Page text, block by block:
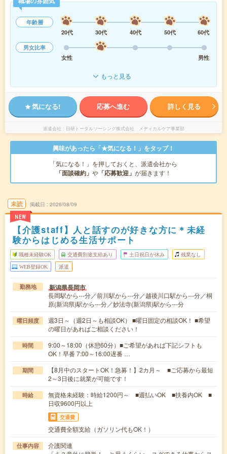
年齢層
20代
30代 40代 50代
60代
男女比率
女性
男性
もっと見る
気になる! 応募へ進む 詳しく見る
派遣会社 日研トータルソーシング株式会社 メディカルケア事業部
興味があったら「★気になる！」をタップ！
「気になる！」を押しておくと、派遣会社から
「面談確約」 や 「応募歓迎」 が届きます！
未読
NEW
掲載日 2026/08/09
【介護staff】人と話すのが好きな方に＊未経
験からはじめる生活サポート
職種未経験OK 交通費別途支給あり 土日祝日が休み 残業なし
WEB登録OK 派遣
勤務地 新潟県長岡市
長岡駅から---分／前川駅から---分／越後川口駅から---分／桐
原(新潟県)駅から---分／妙法寺(新潟県)駅から---分
曜日頻度
週3日～（週2日～も相談OK） ■曜日固定の相談OK！ ■希望
の曜日があればご相談ください！
時間
9:00～18:00（休憩60分）■ご希望があれば下記シフトも
OK！早番 7:00～16:00遅番 …
期間
【8月中のスタートOK！急募！】2カ月～ ■ご応募から最短
2～3日後に就業が可能です！
時給
無資格未経験：時給1200円～ ■週払いOK ■扶養内OK ■
日収9600円以上
交通費
交通費全額支給（ガソリン代もOK！）
仕事内容
介護関連